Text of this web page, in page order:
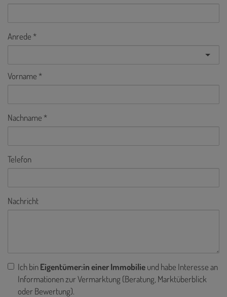
Anrede
Vorname
Nachname
Telefon
Nachricht
Ich binEigentümer:in einer Immobilieund habe Interesse an
Informationen zur Vermarktung (Beratung, Marktüberblick
oder Bewertung).